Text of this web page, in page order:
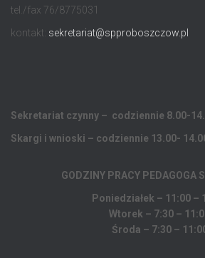
tel./fax 76/8775031
kontakt: sekretariat@spproboszczow.pl
Sekretariat czynny – codziennie 8.00-
Skargi i wnioski – codziennie 13.00-
GODZINY PRACY PEDAGOGA
Poniedziałek – 11:00 –
Wtorek – 7:30 –
Środa – 7:30 –